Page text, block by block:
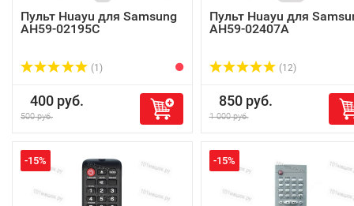
Пульт Huayu для Samsung
AH59-02195C
(1)
400 руб.
500 руб.
Пульт Huayu для
AH59-02407A
(12)
850 руб.
1 000 руб.
-15% -15%